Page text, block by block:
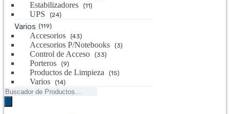
Estabilizadores (11)
UPS (24)
Varios (119)
Accesorios (43)
Accesorios P/Notebooks (3)
Control de Acceso (33)
Porteros (9)
Productos de Limpieza (15)
Varios (14)
Búsqueda
de
productos